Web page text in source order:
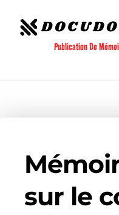
contenu
Publication De
sur le